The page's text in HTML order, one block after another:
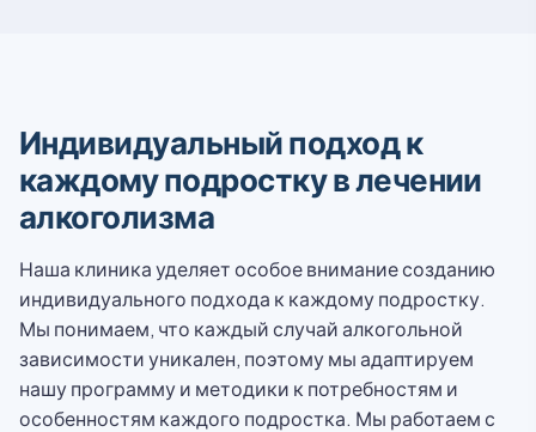
Индивидуальный подход к
каждому подростку в лечении
алкоголизма
Наша клиника уделяет особое внимание созданию
индивидуального подхода к каждому подростку.
Мы понимаем, что каждый случай алкогольной
зависимости уникален, поэтому мы адаптируем
нашу программу и методики к потребностям и
особенностям каждого подростка. Мы работаем с